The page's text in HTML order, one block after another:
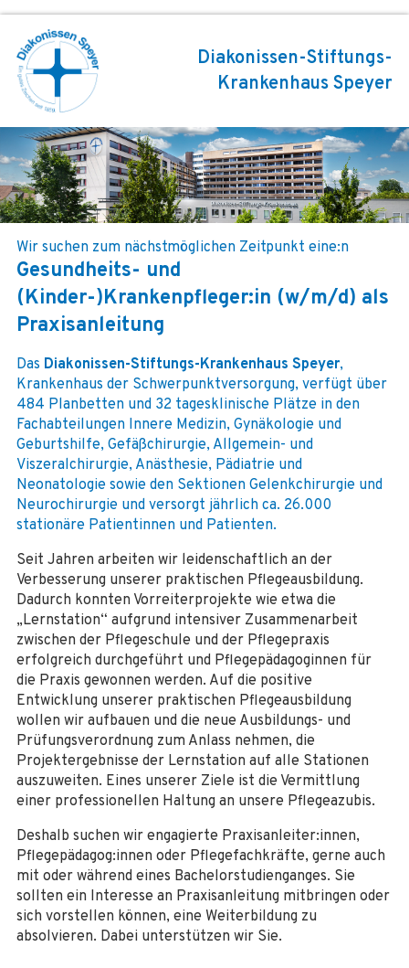
Diakonissen-Stiftungs-
Krankenhaus Speyer
Wir suchen zum nächstmöglichen Zeitpunkt eine:n
Gesundheits- und
(Kinder-)Krankenpfleger:in (w/m/d) als
Praxisanleitung
Das Diakonissen-Stiftungs-Krankenhaus Speyer,
Krankenhaus der Schwerpunktversorgung, verfügt über
484 Planbetten und 32 tagesklinische Plätze in den
Fachabteilungen Innere Medizin, Gynäkologie und
Geburtshilfe, Gefäßchirurgie, Allgemein- und
Viszeralchirurgie, Anästhesie, Pädiatrie und
Neonatologie sowie den Sektionen Gelenkchirurgie und
Neurochirurgie und versorgt jährlich ca. 26.000
stationäre Patientinnen und Patienten.
Seit Jahren arbeiten wir leidenschaftlich an der
Verbesserung unserer praktischen Pflegeausbildung.
Dadurch konnten Vorreiterprojekte wie etwa die
„Lernstation“ aufgrund intensiver Zusammenarbeit
zwischen der Pflegeschule und der Pflegepraxis
erfolgreich durchgeführt und Pflegepädagoginnen für
die Praxis gewonnen werden. Auf die positive
Entwicklung unserer praktischen Pflegeausbildung
wollen wir aufbauen und die neue Ausbildungs- und
Prüfungsverordnung zum Anlass nehmen, die
Projektergebnisse der Lernstation auf alle Stationen
auszuweiten. Eines unserer Ziele ist die Vermittlung
einer professionellen Haltung an unsere Pflegeazubis.
Deshalb suchen wir engagierte Praxisanleiter:innen,
Pflegepädagog:innen oder Pflegefachkräfte, gerne auch
mit oder während eines Bachelorstudienganges. Sie
sollten ein Interesse an Praxisanleitung mitbringen oder
sich vorstellen können, eine Weiterbildung zu
absolvieren. Dabei unterstützen wir Sie.